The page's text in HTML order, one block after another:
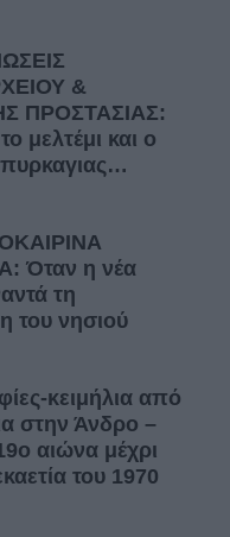
&
ΠΡΟΣΤΑΣΙΑΣ:
μελτέμι και ο
πυρκαγιας…
Όταν η νέα
τη
του νησιού
κειμήλια από
στην Άνδρο –
αιώνα μέχρι
του 1970